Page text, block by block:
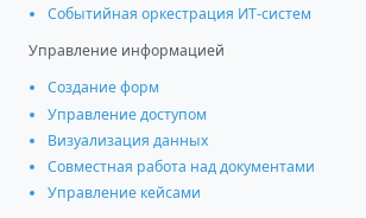
Событийная оркестрация ИТ-систем
Управление информацией
Создание форм
Управление доступом
Визуализация данных
Совместная работа над документами
Управление кейсами